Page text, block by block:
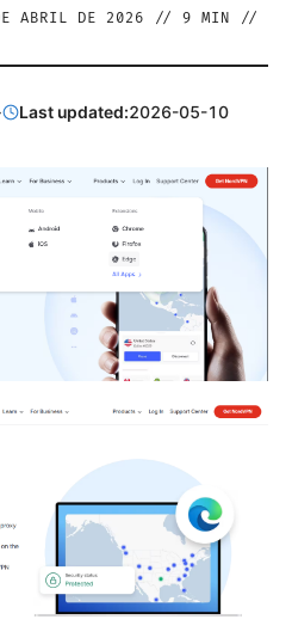
ABRIL DE 2026 // 9 MIN //
· Last updated:2026-05-10